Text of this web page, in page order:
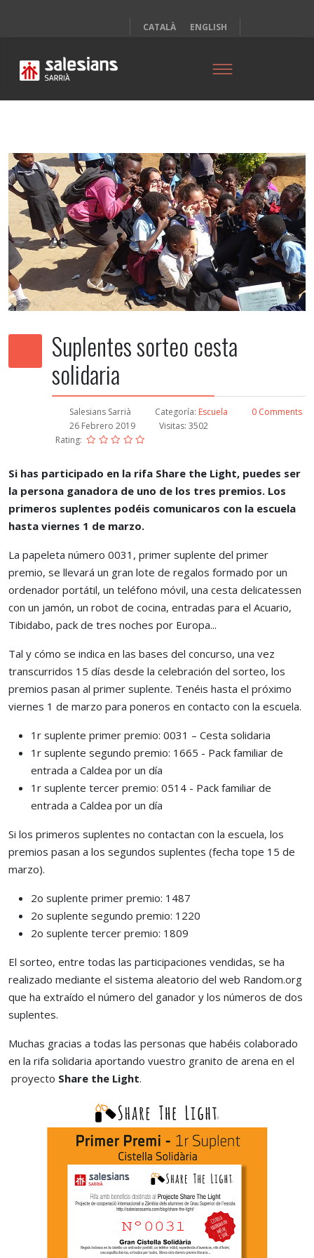
CATALÀ ENGLISH
Suplentes sorteo cesta
solidaria
Salesians Sarrià Categoría: Escuela
0 Comments
26 Febrero 2019
Visitas: 3502
Rating:
Si has participado en la rifa Share the Light, puedes ser
la persona ganadora de uno de los tres premios. Los
primeros suplentes podéis comunicaros con la escuela
hasta viernes 1 de marzo.
La papeleta número 0031, primer suplente del primer
premio, se llevará un gran lote de regalos formado por un
ordenador portátil, un teléfono móvil, una cesta delicatessen
con un jamón, un robot de cocina, entradas para el Acuario,
Tibidabo, pack de tres noches por Europa...
Tal y cómo se indica en las bases del concurso, una vez
transcurridos 15 días desde la celebración del sorteo, los
premios pasan al primer suplente. Tenéis hasta el próximo
viernes 1 de marzo para poneros en contacto con la escuela.
1r suplente primer premio: 0031 – Cesta solidaria
1r suplente segundo premio: 1665 - Pack familiar de
entrada a Caldea por un día
1r suplente tercer premio: 0514 - Pack familiar de
entrada a Caldea por un día
Si los primeros suplentes no contactan con la escuela, los
premios pasan a los segundos suplentes (fecha tope 15 de
marzo).
2o suplente primer premio: 1487
2o suplente segundo premio: 1220
2o suplente tercer premio: 1809
El sorteo, entre todas las participaciones vendidas, se ha
realizado mediante el sistema aleatorio del web Random.org
que ha extraído el número del ganador y los números de dos
suplentes.
Muchas gracias a todas las personas que habéis colaborado
en la rifa solidaria aportando vuestro granito de arena en el
proyecto Share the Light.